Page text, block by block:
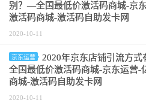
别？—全国最低价激活码商城-京
激活码商城-激活码自助发卡网
2020-10-11
京东运营
2020年京东店铺引流方
全国最低价激活码商城-京东运营-
商城-激活码自助发卡网
2020-10-11